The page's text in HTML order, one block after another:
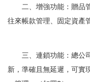
二、增強功能：贈品管
往來帳款管理、固定資產
三、連鎖功能：總公
新，準確且無延遲，可實